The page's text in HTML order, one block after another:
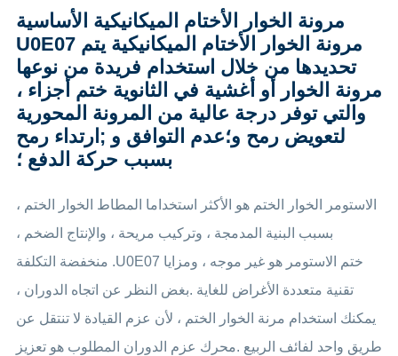
مرونة الخوار الأختام الميكانيكية الأساسية
U0E07 مرونة الخوار الأختام الميكانيكية يتم
تحديدها من خلال استخدام فريدة من نوعها
مرونة الخوار أو أغشية في الثانوية ختم أجزاء ،
والتي توفر درجة عالية من المرونة المحورية
لتعويض رمح و؛عدم التوافق و ;ارتداء رمح
بسبب حركة الدفع ؛
الاستومر الخوار الختم هو الأكثر استخداما المطاط الخوار الختم ،
بسبب البنية المدمجة ، وتركيب مريحة ، والإنتاج الضخم ،
منخفضة التكلفة .U0E07 ختم الاستومر هو غير موجه ، ومزايا
تقنية متعددة الأغراض للغاية .بغض النظر عن اتجاه الدوران ،
يمكنك استخدام مرنة الخوار الختم ، لأن عزم القيادة لا تنتقل عن
طريق واحد لفائف الربيع .محرك عزم الدوران المطلوب هو تعزيز